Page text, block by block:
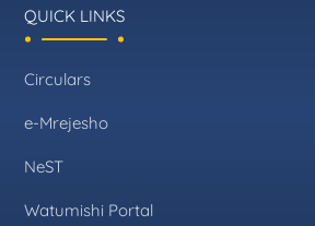
QUICK LINKS
Circulars
e-Mrejesho
NeST
Watumishi Portal